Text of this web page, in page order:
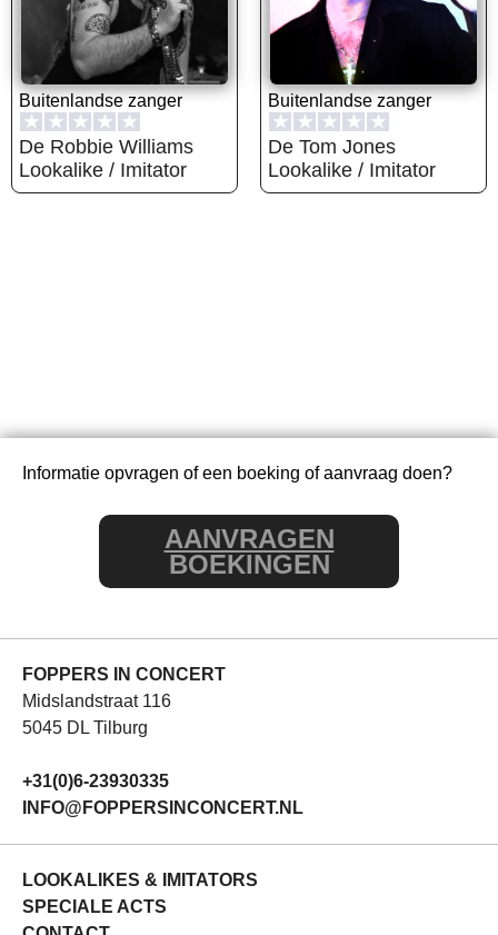
Buitenlandse zanger
★ ★ ★ ★ ★
De Robbie Williams
Lookalike / Imitator
Buitenlandse zanger
★ ★ ★ ★ ★
De Tom Jones
Lookalike / Imitator
Informatie opvragen of een boeking of aanvraag doen?
AANVRAGEN
BOEKINGEN
FOPPERS IN CONCERT
Midslandstraat 116
5045 DL Tilburg
+31(0)6-23930335
INFO@FOPPERSINCONCERT.NL
LOOKALIKES & IMITATORS
SPECIALE ACTS